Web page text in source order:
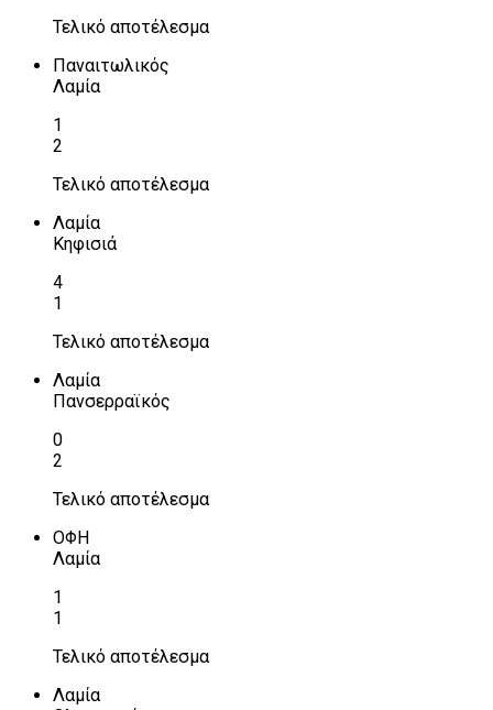
Τελικό αποτέλεσμα
Παναιτωλικός
Λαμία
1
2
Τελικό αποτέλεσμα
Λαμία
Κηφισιά
4
1
Τελικό αποτέλεσμα
Λαμία
Πανσερραϊκός
0
2
Τελικό αποτέλεσμα
ΟΦΗ
Λαμία
1
1
Τελικό αποτέλεσμα
Λαμία